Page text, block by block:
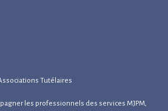
Tutélaires
les professionnels des services MJPM,